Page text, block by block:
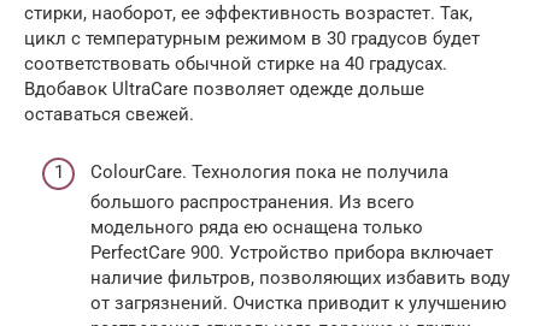
стирки, наоборот, ее эффективность возрастет. Так,
цикл с температурным режимом в 30 градусов будет
соответствовать обычной стирке на 40 градусах.
Вдобавок UltraCare позволяет одежде дольше
оставаться свежей.
ColourCare. Технология пока не получила
большого распространения. Из всего
модельного ряда ею оснащена только
PerfectCare 900. Устройство прибора включает
наличие фильтров, позволяющих избавить воду
от загрязнений. Очистка приводит к улучшению